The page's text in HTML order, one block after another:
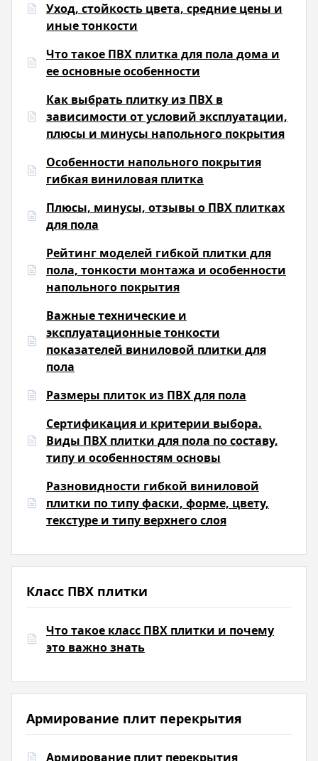
Уход, стойкость цвета, средние цены и
иные тонкости
Что такое ПВХ плитка для пола дома и
ее основные особенности
Как выбрать плитку из ПВХ в
зависимости от условий эксплуатации,
плюсы и минусы напольного покрытия
Особенности напольного покрытия
гибкая виниловая плитка
Плюсы, минусы, отзывы о ПВХ плитках
для пола
Рейтинг моделей гибкой плитки для
пола, тонкости монтажа и особенности
напольного покрытия
Важные технические и
эксплуатационные тонкости
показателей виниловой плитки для
пола
Размеры плиток из ПВХ для пола
Сертификация и критерии выбора.
Виды ПВХ плитки для пола по составу,
типу и особенностям основы
Разновидности гибкой виниловой
плитки по типу фаски, форме, цвету,
текстуре и типу верхнего слоя
Класс ПВХ плитки
Что такое класс ПВХ плитки и почему
это важно знать
Армирование плит перекрытия
Армирование плит перекрытия